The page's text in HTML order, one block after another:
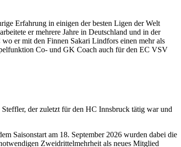
Erfahrung in einigen der besten Ligen der Welt
er mehrere Jahre in Deutschland und in der
er mit den Finnen Sakari Lindfors einen mehr als
Co- und GK Coach auch für den EC VSV
der zuletzt für den HC Innsbruck tätig war und
Saisonstart am 18. September 2026 wurden dabei die
Zweidrittelmehrheit als neues Mitglied